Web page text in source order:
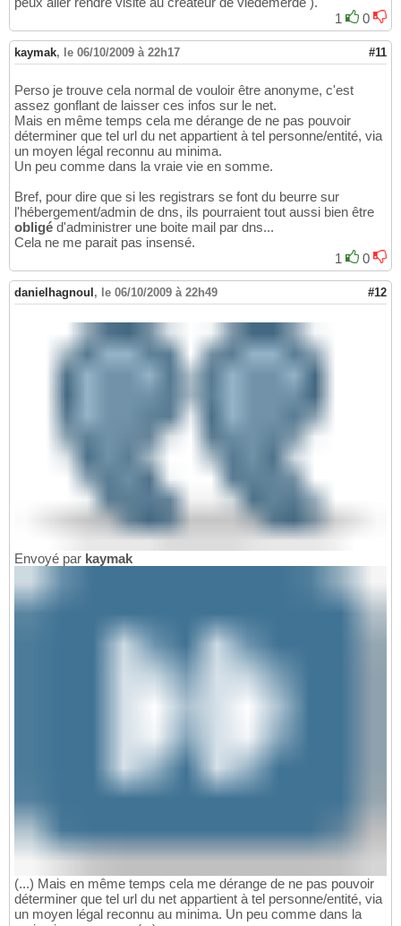
1
0
kaymak, le 06/10/2009 à 22h17 #11
Perso je trouve cela normal de vouloir être anonyme, c'est
assez gonflant de laisser ces infos sur le net.
Mais en même temps cela me dérange de ne pas pouvoir
déterminer que tel url du net appartient à tel personne/entité, via
un moyen légal reconnu au minima.
Un peu comme dans la vraie vie en somme.
Bref, pour dire que si les registrars se font du beurre sur
l'hébergement/admin de dns, ils pourraient tout aussi bien être
obligé d'administrer une boite mail par dns...
Cela ne me parait pas insensé.
1
0
danielhagnoul , le 06/10/2009 à 22h49 #12
Envoyé par kaymak
(...) Mais en même temps cela me dérange de ne pas pouvoir
déterminer que tel url du net appartient à tel personne/entité, via
un moyen légal reconnu au minima. Un peu comme dans la